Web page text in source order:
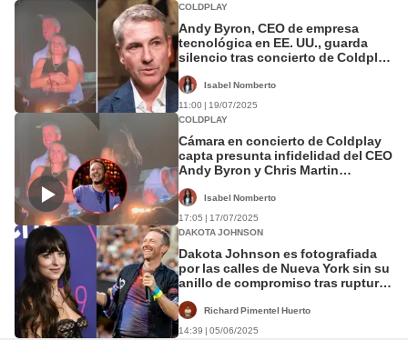
COLDPLAY
Andy Byron, CEO de empresa
tecnológica en EE. UU., guarda
silencio tras concierto de Coldplay
Isabel Nomberto
11:00 | 19/07/2025
COLDPLAY
Cámara en concierto de Coldplay
capta presunta infidelidad del CEO
Andy Byron y Chris Martin
o son tímidos"
Isabel Nomberto
17:05 | 17/07/2025
DAKOTA JOHNSON
Dakota Johnson es fotografiada
por las calles de Nueva York sin su
anillo de compromiso tras ruptura
Richard Pimentel Huerto
14:39 | 05/06/2025